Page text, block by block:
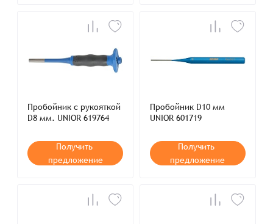
Пробойник с рукояткой
D8 мм. UNIOR 619764
Получить
предложение
Пробойник D10 мм
UNIOR 601719
Получить
предложение